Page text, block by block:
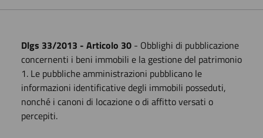
Dlgs 33/2013 - Articolo 30 - Obblighi di pubblicazione
concernenti i beni immobili e la gestione del patrimonio
1. Le pubbliche amministrazioni pubblicano le
informazioni identificative degli immobili posseduti,
nonché i canoni di locazione o di affitto versati o
percepiti.